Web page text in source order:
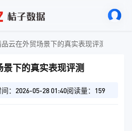
云在外贸场景下的真实表现评测
下的真实表现评测
：2026-05-28 01:40阅读量：159